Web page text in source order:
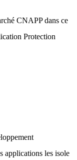
CNAPP dans ce
Protection
applications les isole